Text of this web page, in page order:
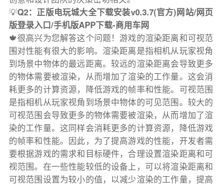
💡Q2：正版电玩城大全下载安装v0.3.7(官方)网站/网页
版登录入口/手机版APP下载-商用车网
🍁很高兴为您解答这个问题！游戏的渲染距离和可视范
围对性能有很大的影响。渲染距离是指相机从玩家视角
到场景中物体的最远距离。较远的渲染距离会导致更多
的物体需要被渲染，从而增加了渲染的工作量。这会消
耗更多的计算资源，降低游戏的帧率和性能。可视范围
是指相机从玩家视角到场景中物体的可见范围。较大的
可视范围会导致更多的物体需要被渲染，从而增加了渲
染的工作量。这同样会消耗更多的计算资源，降低游戏
的帧率和性能。因此，为了提高游戏的性能，开发者需
要根据游戏的需求和目标硬件，合理设置渲染距离和可
视范围。在一些性能较低的设备上，可以将渲染距离和
可视范围设置为较小的值，以减少渲染的工作量，提高